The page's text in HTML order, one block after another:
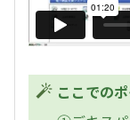
ここでの